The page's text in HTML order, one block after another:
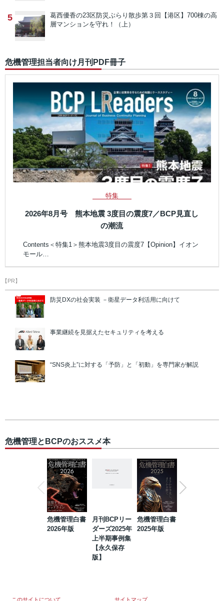
5 葛西優香の23区防災ぶらり散歩第３回【港区】700棟の高
層マンションを守れ！（上）
危機管理担当者向け月刊PDF冊子
特集
2026年8月号 熊本地震 3度目の震度7／BCP見直し
の潮流
Contents＜特集1＞熊本地震3度目の震度7【Opinion】イオン
モール…
【PR】
防災DXの社会実装 －衛星データ利活用に向けて
事業継続を見据えたセキュリティを考える
“SNS炎上”に対する「予防」と「初動」を専門家が解説
危機管理とBCPのおススメ本
危機管理白書
2026年版
月刊BCPリー
ダーズ2025年
上半期事例集
【永久保存
版】
危機管理白書
2025年版
このサイトについて サイトマップ